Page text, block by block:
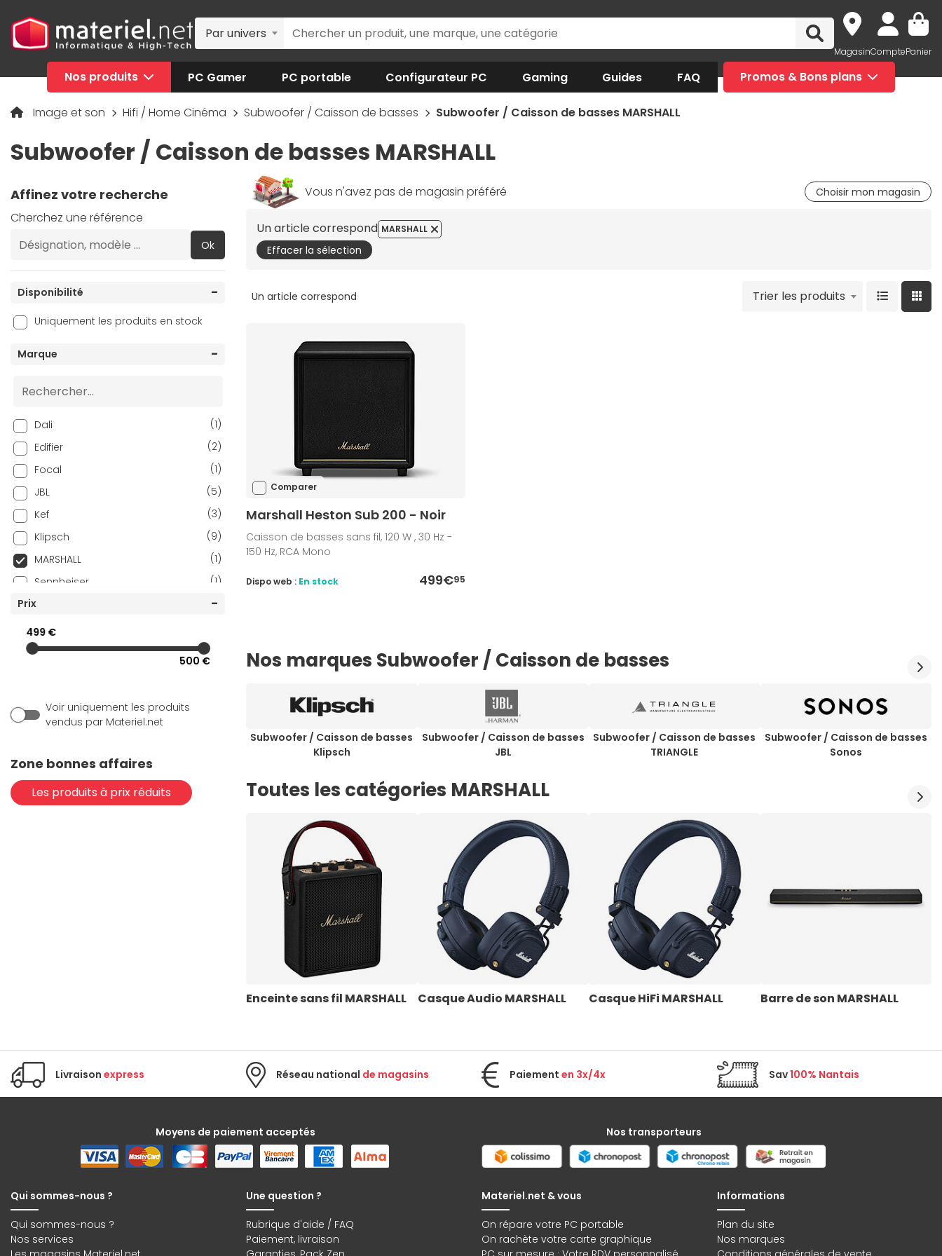
Par univers
MagasinComptePanier
Nos produits PC Gamer PC portable Configurateur PC Gaming Guides FAQ Promos & Bons plans
Image et son Hifi / Home Cinéma Subwoofer / Caisson de basses Subwoofer / Caisson de basses MARSHALL
Subwoofer / Caisson de basses MARSHALL
Affinez votre recherche
Cherchez une référence
Ok
Disponibilité
Uniquement les produits en stock
Marque
Dali
(1)
Edifier
(2)
Focal
(1)
JBL
(5)
Kef
(3)
Klipsch
(9)
MARSHALL
(1)
Sennheiser
(1)
Sonos
(4)
TRIANGLE
Yamaha
(2)
Prix
499 €
500 €
Voir uniquement les produits
vendus par Materiel.net
Zone bonnes affaires
Les produits à prix réduits
Vous n'avez pas de magasin préféré Choisir mon magasin
Un article correspond
Effacer la sélection
MARSHALL
Un article correspond Trier les produits
Comparer
Marshall Heston Sub 200 - Noir
Caisson de basses sans fil, 120 W , 30 Hz -
150 Hz, RCA Mono
499€95
Dispo web : En stock
Nos marques Subwoofer / Caisson de basses
Subwoofer / Caisson de basses
Klipsch
Subwoofer / Caisson de basses
JBL
Subwoofer / Caisson de basses
TRIANGLE
Subwoofer / Caisson de basses
Sonos
Toutes les catégories MARSHALL
Enceinte sans fil MARSHALL Casque Audio MARSHALL Casque HiFi MARSHALL Barre de son MARSHALL
Livraison express Réseau national de magasins Paiement en 3x/4x Sav100% Nantais
Moyens de paiement acceptés Nos transporteurs
Qui sommes-nous ?
Qui sommes-nous ?
Nos services
Une question ?
Rubrique d'aide / FAQ
Paiement, livraison
Materiel.net & vous
On répare votre PC portable
On rachète votre carte graphique
Informations
Plan du site
Nos marques